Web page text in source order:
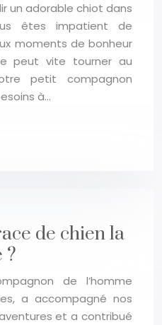
un adorable chiot dans
êtes impatient de
moments de bonheur
peut vite tourner au
petit compagnon
à…
de chien la
?
de l’homme
a accompagné nos
et a contribué